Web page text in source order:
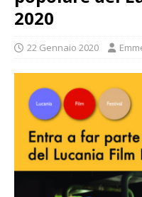
2020
22 Gennaio 2020